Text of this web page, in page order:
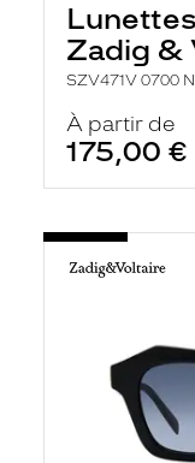
Zadig &
SZV471V 0700
À partir de
175,00 €